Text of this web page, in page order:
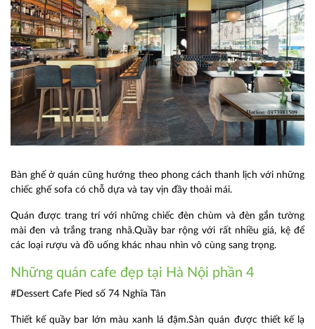
Bàn ghế ở quán cũng hướng theo phong cách thanh lịch với những
chiếc ghế sofa có chỗ dựa và tay vịn đầy thoải mái.
Quán được trang trí với những chiếc đèn chùm và đèn gắn tường
mài đen và trắng trang nhã.Quầy bar rộng với rất nhiều giá, kệ để
các loại rượu và đồ uống khác nhau nhìn vô cùng sang trọng.
Những quán cafe đẹp tại Hà Nội phần 4
#Dessert Cafe Pied số 74 Nghĩa Tân
Thiết kế quầy bar lớn màu xanh lá đậm.Sàn quán được thiết kế lạ